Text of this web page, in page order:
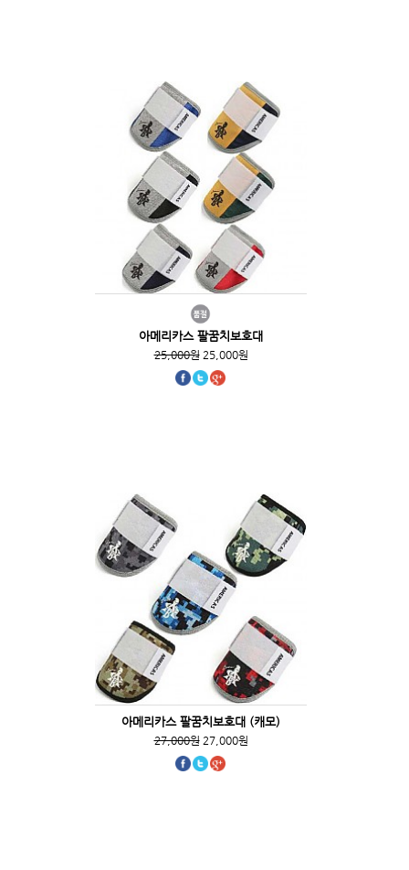
아메리카스 팔꿈치보호대
25,000원25,000원
아메리카스 팔꿈치보호대 (캐모)
27,000원27,000원